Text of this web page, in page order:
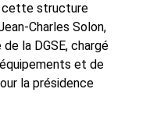
cette structure
Charles Solon,
la DGSE, chargé
et de
la présidence